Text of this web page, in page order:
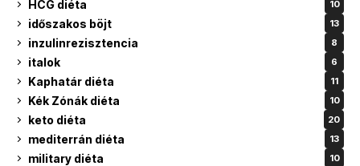
HCG diéta 10
időszakos böjt 13
inzulinrezisztencia 8
italok 6
Kaphatár diéta 11
Kék Zónák diéta 10
keto diéta 20
mediterrán diéta 13
military diéta 10